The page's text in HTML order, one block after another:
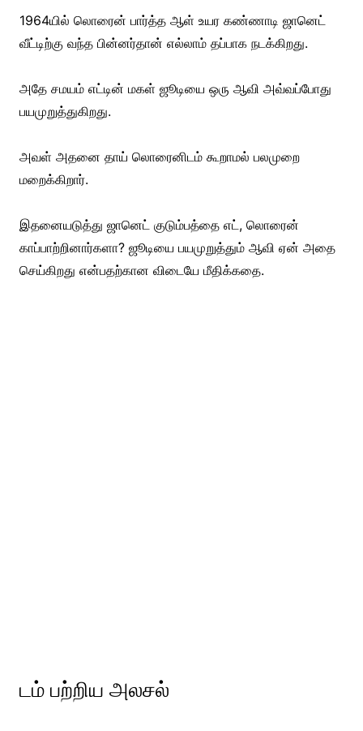
1964யில் லொரைன் பார்த்த ஆள் உயர கண்ணாடி ஜானெட்
வீட்டிற்கு வந்த பின்னர்தான் எல்லாம் தப்பாக நடக்கிறது.
அதே சமயம் எட்டின் மகள் ஜூடியை ஒரு ஆவி அவ்வப்போது
பயமுறுத்துகிறது.
அவள் அதனை தாய் லொரைனிடம் கூறாமல் பலமுறை
மறைக்கிறார்.
இதனையடுத்து ஜானெட் குடும்பத்தை எட், லொரைன்
காப்பாற்றினார்களா? ஜூடியை பயமுறுத்தும் ஆவி ஏன் அதை
செய்கிறது என்பதற்கான விடையே மீதிக்கதை.
டம் பற்றிய அலசல்